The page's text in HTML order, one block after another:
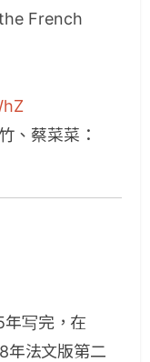
French
、蔡菜菜：
年写完，在
年法文版第二